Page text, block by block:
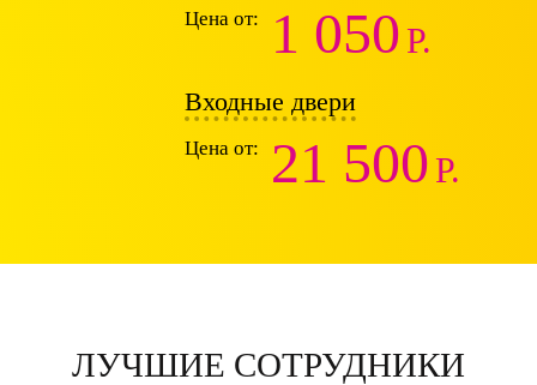
Цена от: 1 050Р.
Входные двери
Цена от: 21 500Р.
ЛУЧШИЕ СОТРУДНИКИ